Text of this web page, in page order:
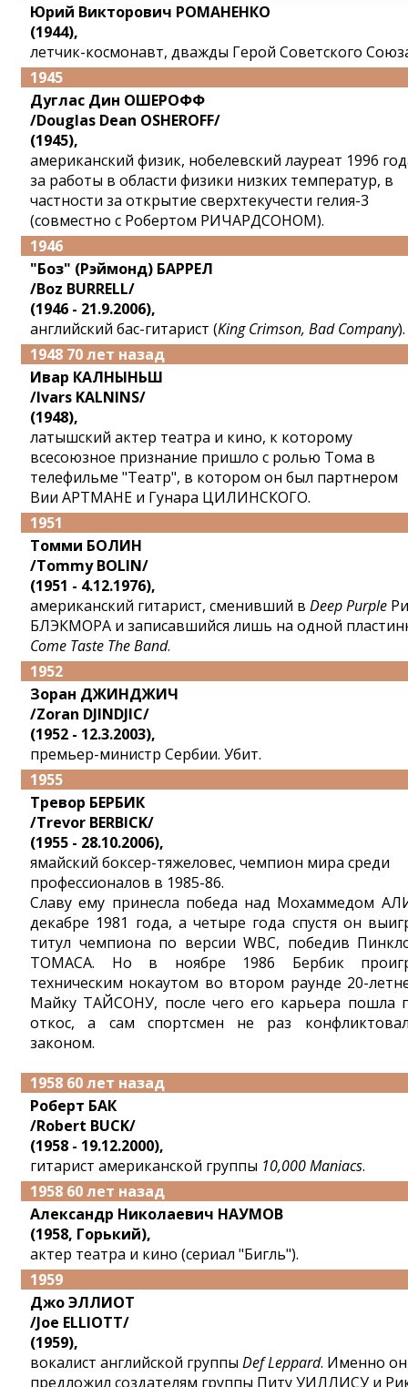
Юрий Викторович РОМАНЕНКО
(1944),
летчик-космонавт, дважды Герой Советского
1945
Дуглас Дин ОШЕРОФФ
/Douglas Dean OSHEROFF/
(1945),
американский физик, нобелевский лауреат 1996
за работы в области физики низких температур, в
частности за открытие сверхтекучести гелия-3
(совместно с Робертом РИЧАРДСОНОМ).
1946
"Боз" (Рэймонд) БАРРЕЛ
/Boz BURRELL/
(1946 - 21.9.2006),
английский бас-гитарист (King Crimson, Bad Company).
1948 70 лет назад
Ивар КАЛНЫНЬШ
/Ivars KALNINS/
(1948),
латышский актер театра и кино, к которому
всесоюзное признание пришло с ролью Тома в
телефильме "Театр", в котором он был партнером
Вии АРТМАНЕ и Гунара ЦИЛИНСКОГО.
1951
Томми БОЛИН
/Tommy BOLIN/
(1951 - 4.12.1976),
американский гитарист, сменивший в Deep Purple
БЛЭКМОРА и записавшийся лишь на одной
Come Taste The Band.
1952
Зоран ДЖИНДЖИЧ
/Zoran DJINDJIC/
(1952 - 12.3.2003),
премьер-министр Сербии. Убит.
1955
Тревор БЕРБИК
/Trevor BERBICK/
(1955 - 28.10.2006),
ямайский боксер-тяжеловес, чемпион мира среди
профессионалов в 1985-86.
Славу ему принесла победа над Мохаммедом
декабре 1981 года, а четыре года спустя он
титул чемпиона по версии WBC, победив
ТОМАСА. Но в ноябре 1986 Бербик
техническим нокаутом во втором раунде 20-
Майку ТАЙСОНУ, после чего его карьера пошла
откос, а сам спортсмен не раз
законом.
1958 60 лет назад
Роберт БАК
/Robert BUCK/
(1958 - 19.12.2000),
гитарист американской группы 10,000 Maniacs.
1958 60 лет назад
Александр Николаевич НАУМОВ
(1958, Горький),
актер театра и кино (сериал "Бигль").
1959
Джо ЭЛЛИОТ
/Joe ELLIOTT/
(1959),
вокалист английской группы Def Leppard. Именно он
предложил создателям группы Питу УИЛЛИСУ и